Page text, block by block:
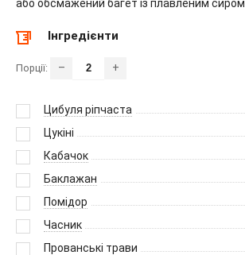
або обсмажений багет із плавленим сиром.
Інгредієнти
Порції: – +
Цибуля ріпчаста
Цукіні
Кабачок
Баклажан
Помідор
Часник
Прованські трави